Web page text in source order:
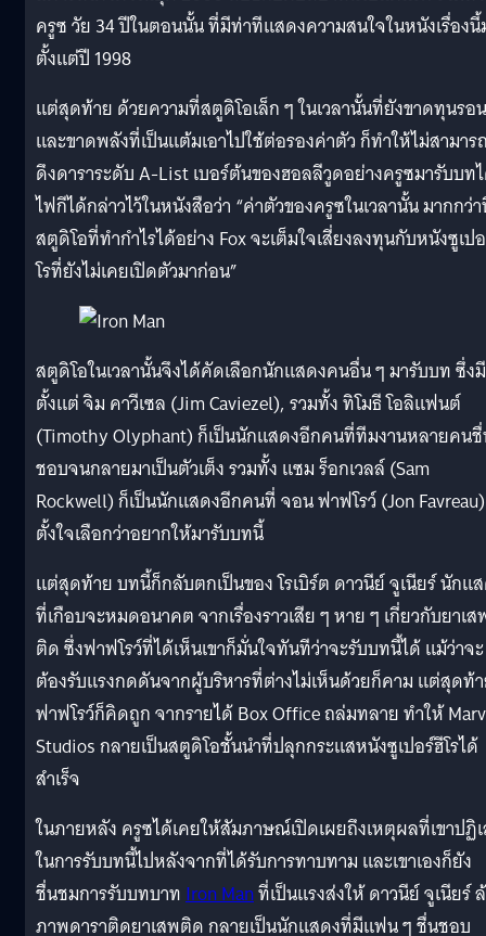
ครูซ วัย 34 ปีในตอนนั้น ที่มีท่าทีแสดงความสนใจในหนังเรื่องนี้
ตั้งแต่ปี 1998
แต่สุดท้าย ด้วยความที่สตูดิโอเล็ก ๆ ในเวลานั้นที่ยังขาดทุนรอน
และขาดพลังที่เป็นแต้มเอาไปใช้ต่อรองค่าตัว ก็ทำให้ไม่สามาร
ดึงดาราระดับ A-List เบอร์ต้นของฮอลลีวูดอย่างครูซมารับบท
ไฟกีได้กล่าวไว้ในหนังสือว่า “ค่าตัวของครูซในเวลานั้น มากกว่
สตูดิโอที่ทำกำไรได้อย่าง Fox จะเต็มใจเสี่ยงลงทุนกับหนังซูเป
โรที่ยังไม่เคยเปิดตัวมาก่อน”
สตูดิโอในเวลานั้นจึงได้คัดเลือกนักแสดงคนอื่น ๆ มารับบท ซึ่งมี
ตั้งแต่ จิม คาวีเซล (Jim Caviezel), รวมทั้ง ทิโมธี โอลิแฟนต์
(Timothy Olyphant) ก็เป็นนักแสดงอีกคนที่ทีมงานหลายคน
ชอบจนกลายมาเป็นตัวเต็ง รวมทั้ง แซม ร็อกเวลล์ (Sam
Rockwell) ก็เป็นนักแสดงอีกคนที่ จอน ฟาฟโรว์ (Jon Favreau)
ตั้งใจเลือกว่าอยากให้มารับบทนี้
แต่สุดท้าย บทนี้ก็กลับตกเป็นของ โรเบิร์ต ดาวนีย์ จูเนียร์ นักแ
ที่เกือบจะหมดอนาคต จากเรื่องราวเสีย ๆ หาย ๆ เกี่ยวกับยาเ
ติด ซึ่งฟาฟโรว์ที่ได้เห็นเขาก็มั่นใจทันทีว่าจะรับบทนี้ได้ แม้ว่าจะ
ต้องรับแรงกดดันจากผู้บริหารที่ต่างไม่เห็นด้วยก็คาม แต่สุดท้
ฟาฟโรว์ก็คิดถูก จากรายได้ Box Office ถล่มทลาย ทำให้
Studios กลายเป็นสตูดิโอชั้นนำที่ปลุกกระแสหนังซูเปอร์ฮีโรได้
สำเร็จ
ในภายหลัง ครูซได้เคยให้สัมภาษณ์เปิดเผยถึงเหตุผลที่เขาปฏิ
ในการรับบทนี้ไปหลังจากที่ได้รับการทาบทาม และเขาเองก็ยัง
ชื่นชมการรับบทบาทIron Manที่เป็นแรงส่งให้ ดาวนีย์ จูเนียร์
ภาพดาราติดยาเสพติด กลายเป็นนักแสดงที่มีแฟน ๆ ชื่นชอบ